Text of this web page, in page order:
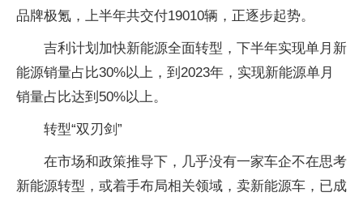
品牌极氪，上半年共交付19010辆，正逐步起势。
吉利计划加快新能源全面转型，下半年实现单月新
能源销量占比30%以上，到2023年，实现新能源单月
销量占比达到50%以上。
转型“双刃剑”
在市场和政策推导下，几乎没有一家车企不在思考
新能源转型，或着手布局相关领域，卖新能源车，已成